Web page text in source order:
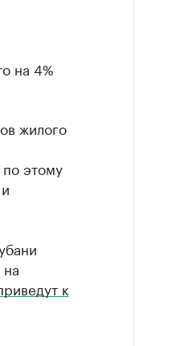
на 4%
жилого
по этому
к